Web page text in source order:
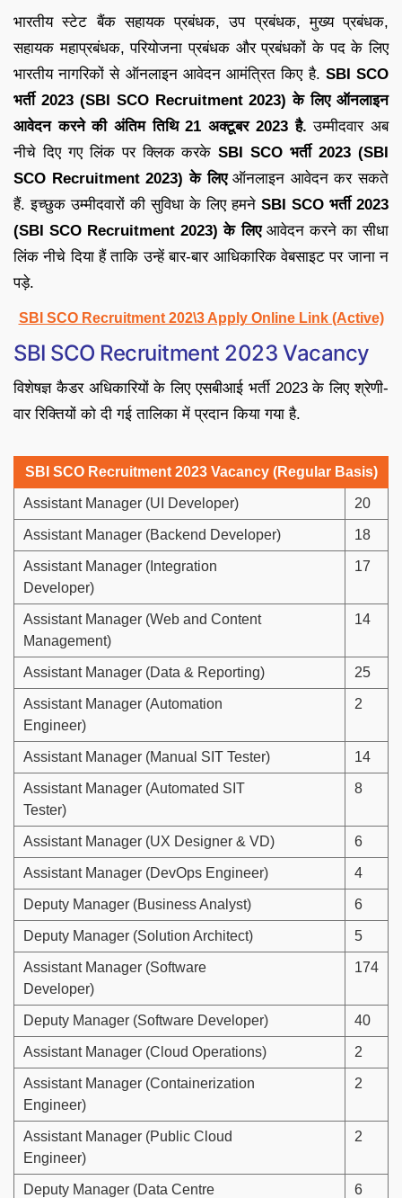
भारतीय स्टेट बैंक सहायक प्रबंधक, उप प्रबंधक, मुख्य प्रबंधक,
सहायक महाप्रबंधक, परियोजना प्रबंधक और प्रबंधकों के पद के लिए
भारतीय नागरिकों से ऑनलाइन आवेदन आमंत्रित किए है. SBI SCO
भर्ती 2023 (SBI SCO Recruitment 2023) के लिए ऑनलाइन
आवेदन करने की अंतिम तिथि 21 अक्टूबर 2023 है. उम्मीदवार अब
नीचे दिए गए लिंक पर क्लिक करकेSBI SCO भर्ती 2023 (SBI
SCO Recruitment 2023) के लिएऑनलाइन आवेदन कर सकते
हैं. इच्छुक उम्मीदवारों की सुविधा के लिए हमने SBI SCO भर्ती 2023
(SBI SCO Recruitment 2023) के लिए आवेदन करने का सीधा
लिंक नीचे दिया हैं ताकि उन्हें बार-बार आधिकारिक वेबसाइट पर जाना न
पड़े.
SBI SCO Recruitment 202\3 Apply Online Link (Active)
SBI SCO Recruitment 2023 Vacancy
विशेषज्ञ कैडर अधिकारियों के लिए एसबीआई भर्ती 2023 के लिए श्रेणी-
वार रिक्तियों को दी गई तालिका में प्रदान किया गया है.
SBI SCO Recruitment 2023 Vacancy (Regular Basis)
Assistant Manager (UI Developer) 20
Assistant Manager (Backend Developer) 18
Assistant Manager (Integration
Developer)
17
Assistant Manager (Web and Content
Management)
14
Assistant Manager (Data & Reporting) 25
Assistant Manager (Automation
Engineer)
2
Assistant Manager (Manual SIT Tester) 14
Assistant Manager (Automated SIT
Tester)
8
Assistant Manager (UX Designer & VD) 6
Assistant Manager (DevOps Engineer) 4
Deputy Manager (Business Analyst) 6
Deputy Manager (Solution Architect) 5
Assistant Manager (Software
Developer)
174
Deputy Manager (Software Developer) 40
Assistant Manager (Cloud Operations) 2
Assistant Manager (Containerization
Engineer)
2
Assistant Manager (Public Cloud
Engineer)
2
Deputy Manager (Data Centre
6